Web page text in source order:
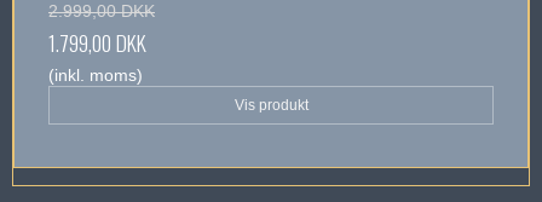
2.999,00 DKK
1.799,00 DKK
(inkl. moms)
Vis produkt